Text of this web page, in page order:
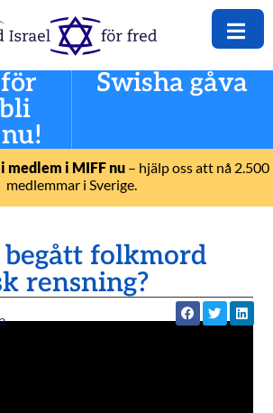
Swisha gåva
i MIFF nu– hjälp oss att nå 2.500
medlemmar i Sverige.
folkmord
rensning?